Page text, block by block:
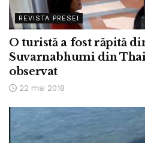
REVISTA PRESEI
O turistă a fost răpită
Suvarnabhumi din
observat
22 mai 2018